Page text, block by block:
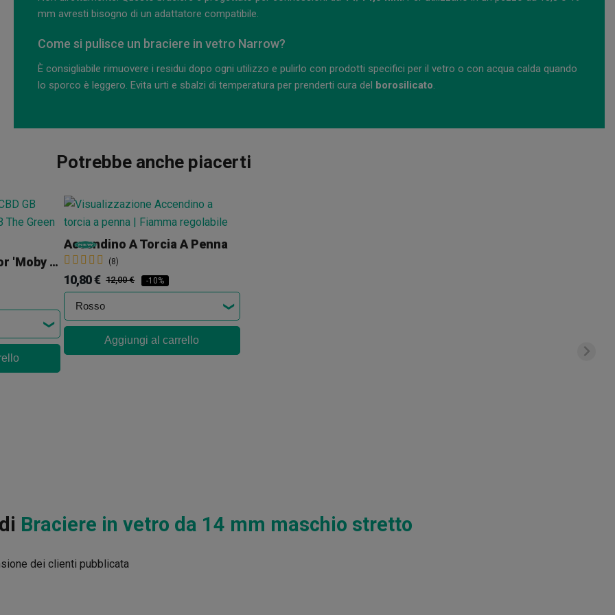
mm avresti bisogno di un adattatore compatibile.
Come si pulisce un braciere in vetro Narrow?
È consigliabile rimuovere i residui dopo ogni utilizzo e pulirlo con prodotti specifici per il vetro o con acqua calda quando
lo sporco è leggero. Evita urti e sbalzi di temperatura per prenderti cura del
borosilicato.
Potrebbe anche piacerti
Fiori CBD GB Outdoor 'Moby Dick'
Accendino A Torcia A Penna
(8)
10,80 € 12,00 € -10%
Aggiungi al carrello
Braciere in vetro da 14 mm maschio stretto
dei clienti pubblicata